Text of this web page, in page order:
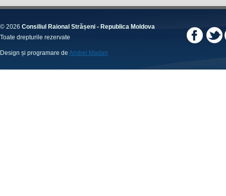
© 2026 Consiliul Raional Strășeni - Republica Moldova
Toate drepturile rezervate
Design și programare de Andrei Madan